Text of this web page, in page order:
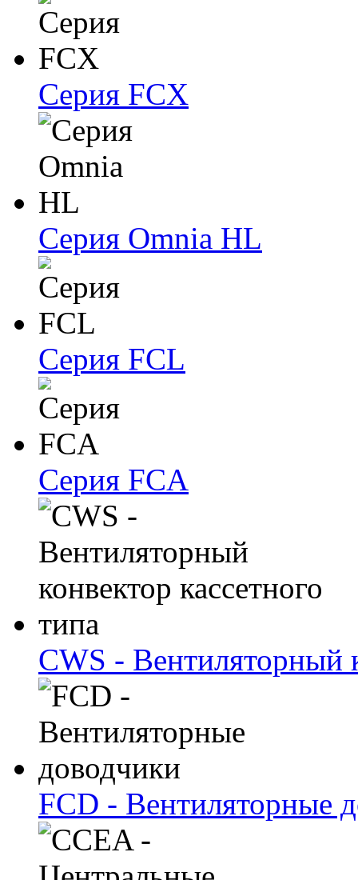
Серия FCX
Серия Omnia HL
Серия FCL
Серия FCA
CWS - Вентиляторный
FCD - Вентиляторные